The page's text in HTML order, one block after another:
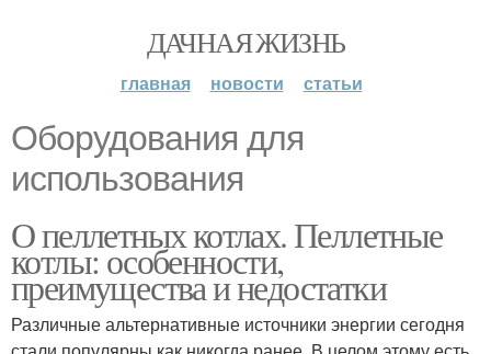
ДАЧНАЯ ЖИЗНЬ
главная новости статьи
Оборудования для
использования
О пеллетных котлах. Пеллетные
котлы: особенности,
преимущества и недостатки
Различные альтернативные источники энергии сегодня